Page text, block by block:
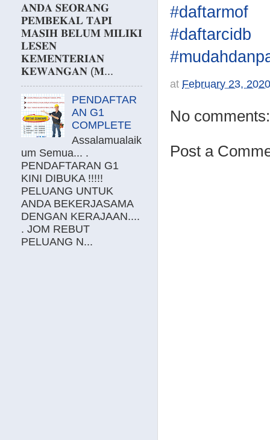
#daftarmof
#daftarcidb
at February 23, 2020
No comments:
Post a
𝐀𝐍𝐃𝐀 𝐒𝐄𝐎𝐑𝐀𝐍𝐆
𝐏𝐄𝐌𝐁𝐄𝐊𝐀𝐋 𝐓𝐀𝐏𝐈
𝐌𝐀𝐒𝐈𝐇 𝐁𝐄𝐋𝐔𝐌 𝐌𝐈𝐋𝐈𝐊𝐈
𝐋𝐄𝐒𝐄𝐍
𝐊𝐄𝐌𝐄𝐍𝐓𝐄𝐑𝐈𝐀𝐍
𝐊𝐄𝐖𝐀𝐍𝐆𝐀𝐍 (𝐌...
PENDAFTAR
AN G1
COMPLETE
Assalamualaik
um Semua... .
PENDAFTARAN G1
KINI DIBUKA !!!!!
PELUANG UNTUK
ANDA BEKERJASAMA
DENGAN KERAJAAN....
. JOM REBUT
PELUANG N...